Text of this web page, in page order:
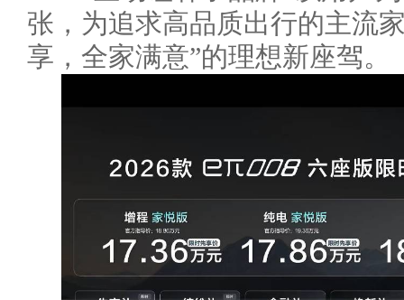
张，为追求高品质出行的主流
享，全家满意”的理想新座驾。